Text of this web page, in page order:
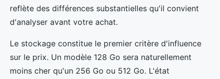
reflète des différences substantielles qu'il convient
d'analyser avant votre achat.
Le stockage constitue le premier critère d'influence
sur le prix. Un modèle 128 Go sera naturellement
moins cher qu'un 256 Go ou 512 Go. L'état